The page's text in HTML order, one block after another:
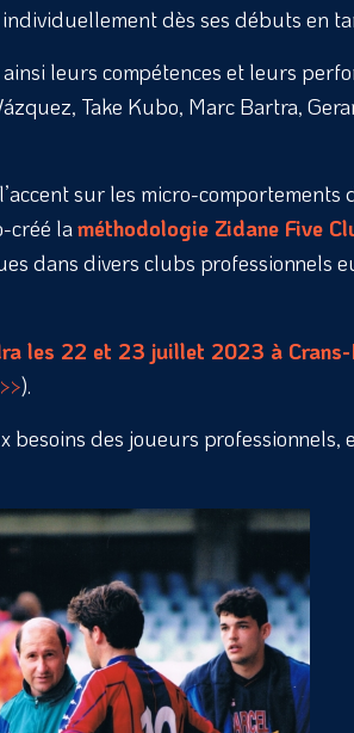
dès ses débuts en
leurs compétences et leurs
Take Kubo, Marc Bartra,
sur les micro-comportements
créé laméthodologie Zidane Five
dans divers clubs professionnels
les 22 et 23 juillet 2023 à
).
besoins des joueurs professionnels,